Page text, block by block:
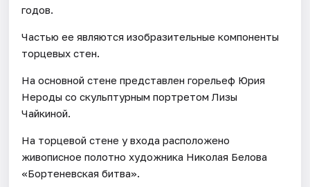
годов.
Частью ее являются изобразительные компоненты
торцевых стен.
На основной стене представлен горельеф Юрия
Нероды со скульптурным портретом Лизы
Чайкиной.
На торцевой стене у входа расположено
живописное полотно художника Николая Белова
«Бортеневская битва».